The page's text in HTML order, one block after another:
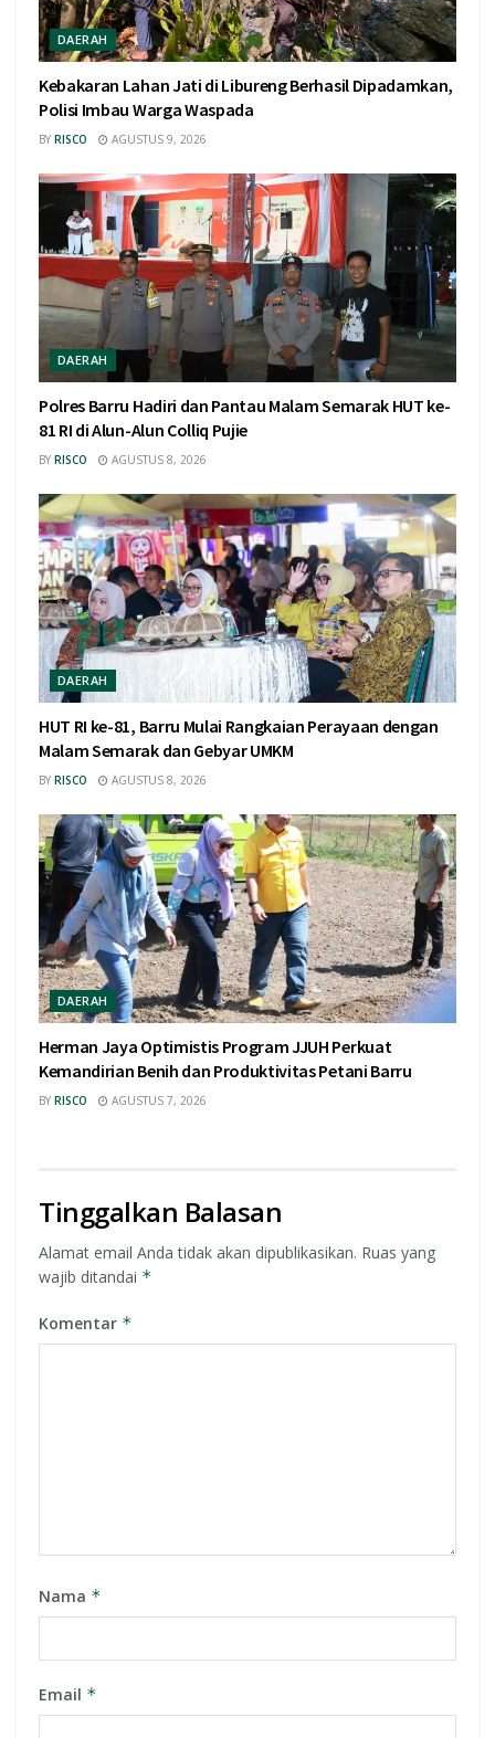
DAERAH
Kebakaran Lahan Jati di Libureng Berhasil Dipadamkan,
Polisi Imbau Warga Waspada
BY RISCO AGUSTUS 9, 2026
DAERAH
Polres Barru Hadiri dan Pantau Malam Semarak HUT ke-
81 RI di Alun-Alun Colliq Pujie
BY RISCO AGUSTUS 8, 2026
DAERAH
HUT RI ke-81, Barru Mulai Rangkaian Perayaan dengan
Malam Semarak dan Gebyar UMKM
BY RISCO AGUSTUS 8, 2026
DAERAH
Herman Jaya Optimistis Program JJUH Perkuat
Kemandirian Benih dan Produktivitas Petani Barru
BY RISCO AGUSTUS 7, 2026
Tinggalkan Balasan
Alamat email Anda tidak akan dipublikasikan. Ruas yang
wajib ditandai *
Komentar *
Nama *
Email *